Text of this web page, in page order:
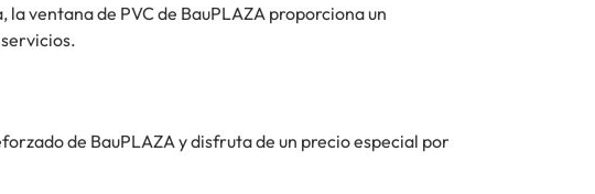
ventana de PVC de BauPLAZA proporciona un
de BauPLAZA y disfruta de un precio especial por